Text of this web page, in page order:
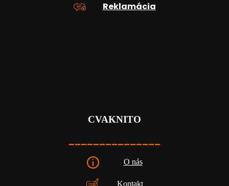
Reklamácia
CVAKNITO
_______________
O nás
Kontakt